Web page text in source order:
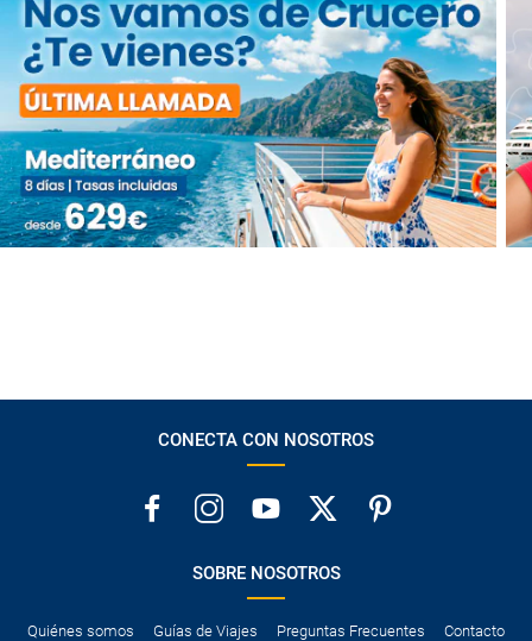
CONECTA CON NOSOTROS
SOBRE NOSOTROS
Quiénes somos Guías de Viajes Preguntas Frecuentes Contacto